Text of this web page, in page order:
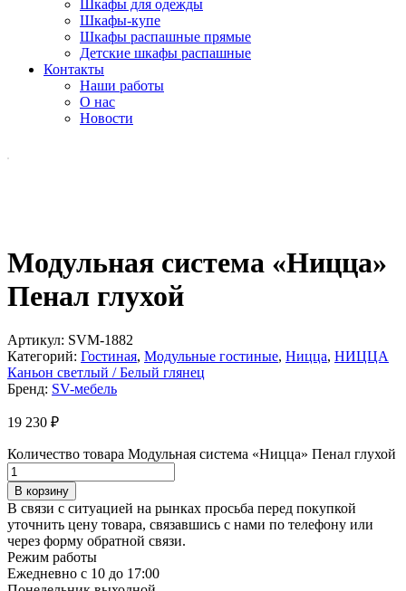
Шкафы для одежды
Шкафы-купе
Шкафы распашные прямые
Детские шкафы распашные
Контакты
Наши работы
О нас
Новости
Модульная система «Ницца»
Пенал глухой
Артикул: SVM-1882
Категорий: Гостиная, Модульные гостиные, Ницца, НИЦЦА
Каньон светлый / Белый глянец
Бренд: SV-мебель
19 230 ₽
Количество товара Модульная система «Ницца» Пенал глухой
В корзину
В связи с ситуацией на рынках просьба перед покупкой
уточнить цену товара, связавшись с нами по телефону или
через форму обратной связи.
Режим работы
Ежедневно с 10 до 17:00